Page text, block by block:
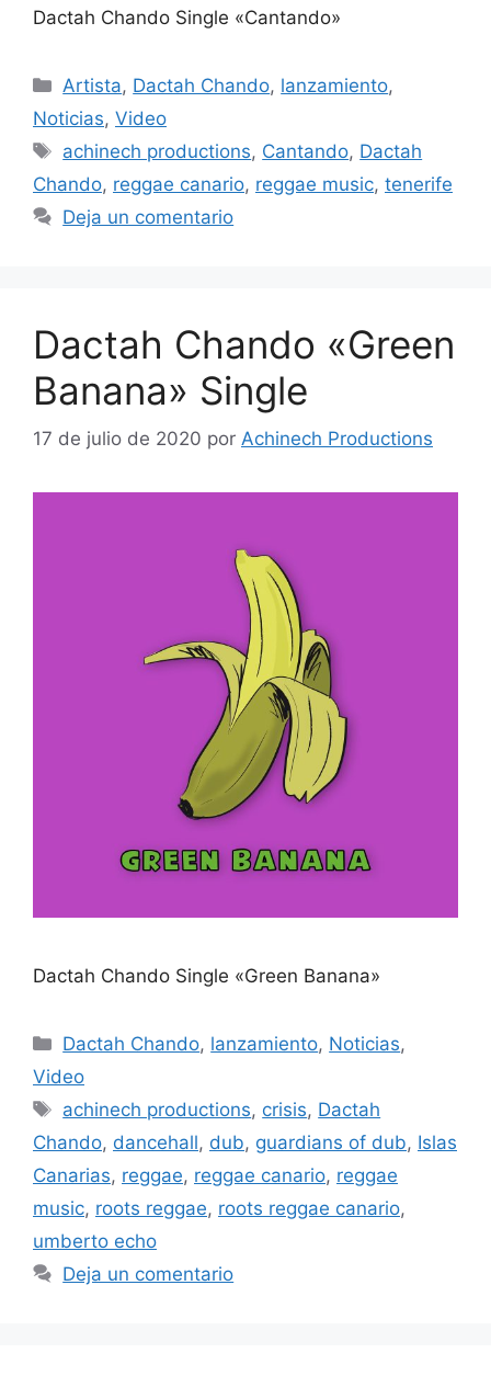
Dactah Chando Single «Cantando»
Artista, Dactah Chando, lanzamiento,
Noticias, Video
achinech productions, Cantando, Dactah
Chando, reggae canario, reggae music, tenerife
Deja un comentario
Dactah Chando «Green
Banana» Single
17 de julio de 2020 por Achinech Productions
Dactah Chando Single «Green Banana»
Dactah Chando, lanzamiento, Noticias,
Video
achinech productions, crisis, Dactah
Chando, dancehall, dub, guardians of dub, Islas
Canarias, reggae, reggae canario, reggae
music, roots reggae, roots reggae canario,
umberto echo
Deja un comentario